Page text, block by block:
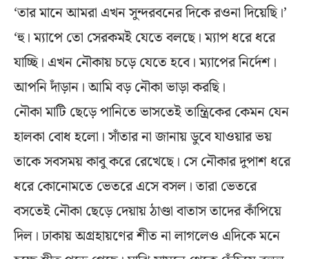
‘তার মানে আমরা এখন সুন্দরবনের দিকে রওনা দিয়েছি।’
‘হু। ম্যাপে তো সেরকমই যেতে বলছে। ম্যাপ ধরে ধরে
যাচ্ছি। এখন নৌকায় চড়ে যেতে হবে। ম্যাপের নির্দেশ।
আপনি দাঁড়ান। আমি বড় নৌকা ভাড়া করছি।
নৌকা মাটি ছেড়ে পানিতে ভাসতেই তান্ত্রিকের কেমন যেন
হালকা বোধ হলো। সাঁতার না জানায় ডুবে যাওয়ার ভয়
তাকে সবসময় কাবু করে রেখেছে। সে নৌকার দুপাশ ধরে
ধরে কোনোমতে ভেতরে এসে বসল। তারা ভেতরে
বসতেই নৌকা ছেড়ে দেয়ায় ঠাণ্ডা বাতাস তাদের কাঁপিয়ে
দিল। ঢাকায় অগ্রহায়ণের শীত না লাগলেও এদিকে মনে